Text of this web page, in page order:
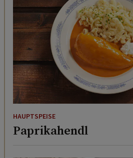
HAUPTSPEISE
Paprikahendl